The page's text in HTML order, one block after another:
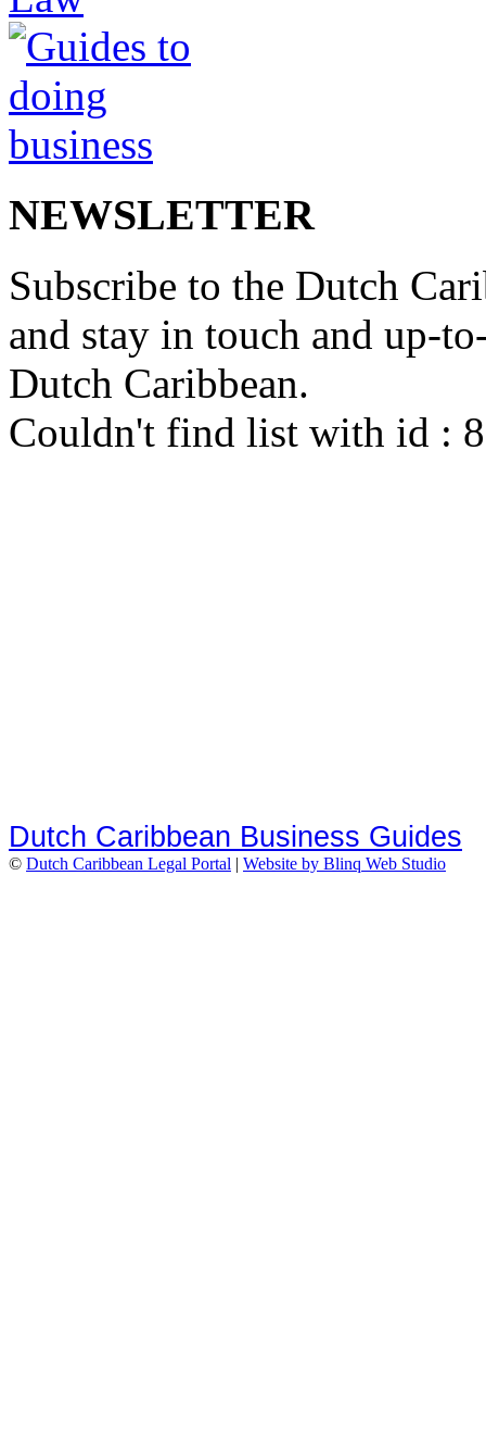
NEWSLETTER
Subscribe to the Dutch
and stay in touch and up-
Dutch Caribbean.
Couldn't find list with id :
Dutch Caribbean Business Guides
© Dutch Caribbean Legal Portal | Website by Blinq Web Studio